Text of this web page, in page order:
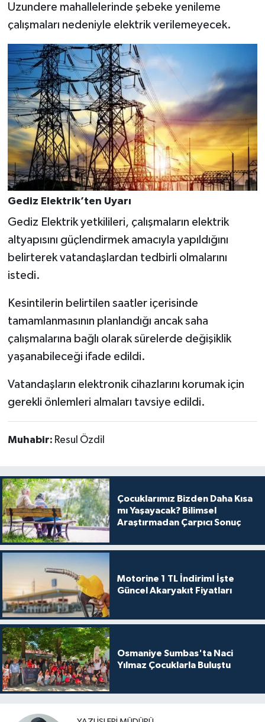
Uzundere mahallelerinde şebeke yenileme
çalışmaları nedeniyle elektrik verilemeyecek.
Gediz Elektrik’ten Uyarı
Gediz Elektrik yetkilileri, çalışmaların elektrik
altyapısını güçlendirmek amacıyla yapıldığını
belirterek vatandaşlardan tedbirli olmalarını
istedi.
Kesintilerin belirtilen saatler içerisinde
tamamlanmasının planlandığı ancak saha
çalışmalarına bağlı olarak sürelerde değişiklik
yaşanabileceği ifade edildi.
Vatandaşların elektronik cihazlarını korumak için
gerekli önlemleri almaları tavsiye edildi.
Muhabir: Resul Özdil
Çocuklarımız Bizden Daha Kısa
mı Yaşayacak? Bilimsel
Araştırmadan Çarpıcı Sonuç
Motorine 1 TL İndirim! İşte
Güncel Akaryakıt Fiyatları
Osmaniye Sumbas'ta Naci
Yılmaz Çocuklarla Buluştu